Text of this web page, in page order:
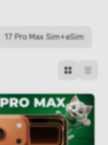
17 Pro Max Sim+eSim